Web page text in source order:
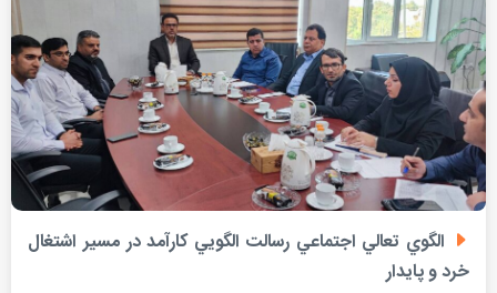
الگوي تعالي اجتماعي رسالت الگويي كارآمد در مسير اشتغال
خرد و پايدار